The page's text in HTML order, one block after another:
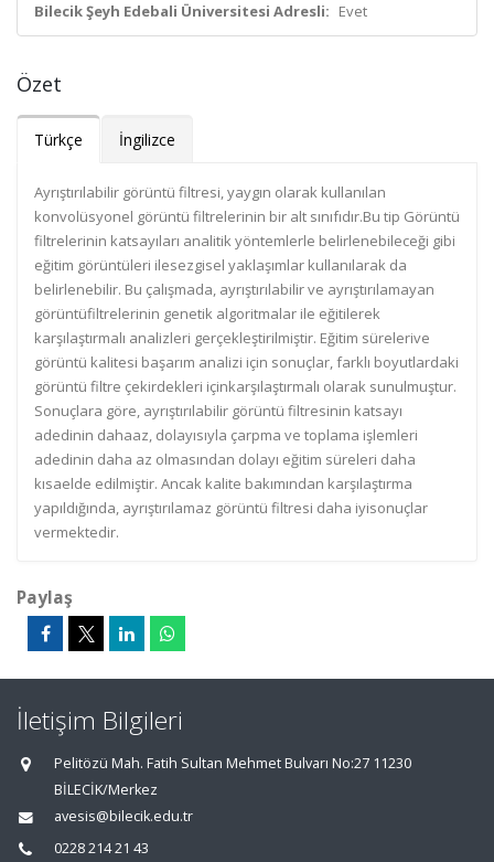
Bilecik Şeyh Edebali Üniversitesi Adresli: Evet
Özet
Türkçe İngilizce
Ayrıştırılabilir görüntü filtresi, yaygın olarak kullanılan
konvolüsyonel görüntü filtrelerinin bir alt sınıfıdır.Bu tip Görüntü
filtrelerinin katsayıları analitik yöntemlerle belirlenebileceği gibi
eğitim görüntüleri ilesezgisel yaklaşımlar kullanılarak da
belirlenebilir. Bu çalışmada, ayrıştırılabilir ve ayrıştırılamayan
görüntüfiltrelerinin genetik algoritmalar ile eğitilerek
karşılaştırmalı analizleri gerçekleştirilmiştir. Eğitim sürelerive
görüntü kalitesi başarım analizi için sonuçlar, farklı boyutlardaki
görüntü filtre çekirdekleri içinkarşılaştırmalı olarak sunulmuştur.
Sonuçlara göre, ayrıştırılabilir görüntü filtresinin katsayı
adedinin dahaaz, dolayısıyla çarpma ve toplama işlemleri
adedinin daha az olmasından dolayı eğitim süreleri daha
kısaelde edilmiştir. Ancak kalite bakımından karşılaştırma
yapıldığında, ayrıştırılamaz görüntü filtresi daha iyisonuçlar
vermektedir.
Paylaş
İletişim Bilgileri
Pelitözü Mah. Fatih Sultan Mehmet Bulvarı No:27 11230
BİLECİK/Merkez
avesis@bilecik.edu.tr
0228 214 21 43